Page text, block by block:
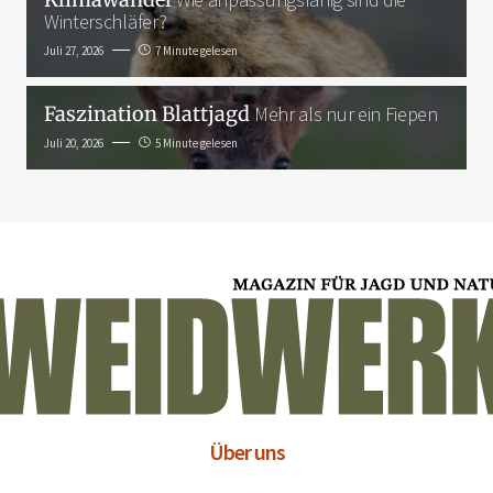
Winterschläfer?
Juli 27, 2026 7 Minute gelesen
Faszination BlattjagdMehr als nur ein Fiepen
Juli 20, 2026 5 Minute gelesen
Über uns